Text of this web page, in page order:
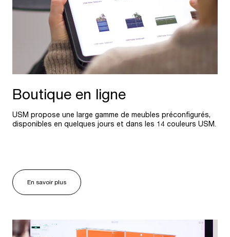
Boutique en ligne
USM propose une large gamme de meubles préconfigurés,
disponibles en quelques jours et dans les 14 couleurs USM.
En savoir plus